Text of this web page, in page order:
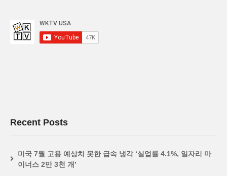
Recent Posts
미국 7월 고용 예상치 못한 급속 냉각 ‘실업률 4.1%, 일자리 마
이너스 2만 3천 개’